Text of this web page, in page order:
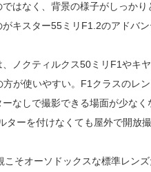
はなく、背景の様子がしっか
キスター55ミリF1.2のアドバン
ノクティルクス50ミリF1やキ
方が使いやすい。F1クラスのレ
なしで撮影できる場面が少な
ターを付けなくても屋外で開放撮
そオーソドックスな標準レン